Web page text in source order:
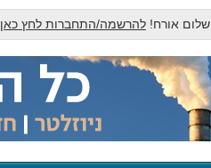
שלום אורח! להרשמה/התחברות לחץ כאן